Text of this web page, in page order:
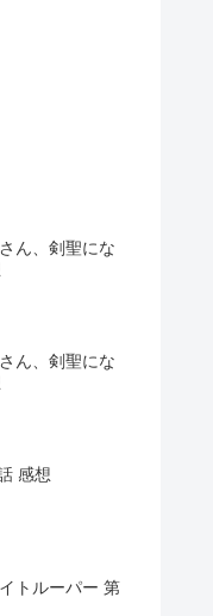
ん、剣聖にな
ん、剣聖にな
感想
トルーパー 第